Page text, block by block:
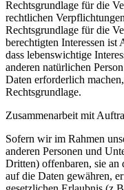
Rechtsgrundlage für die
rechtlichen
Rechtsgrundlage für die
berechtigten Interessen
dass lebenswichtige
anderen natürlichen
Daten erforderlich
Rechtsgrundlage.
Zusammenarbeit mit
Sofern wir im Rahmen
anderen Personen und
Dritten) offenbaren, sie an
auf die Daten gewähren,